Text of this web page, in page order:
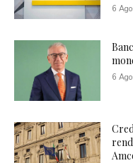
6
6